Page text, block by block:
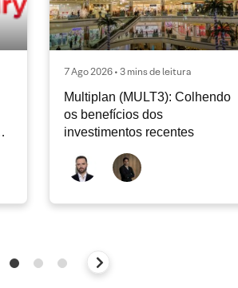
7 Ago 2026 • 3 mins de leitura
Multiplan (MULT3): Colhendo
os benefícios dos
investimentos recentes